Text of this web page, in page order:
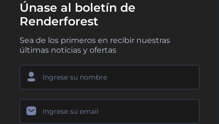
Únase al boletín de
Renderforest
Sea de los primeros en recibir nuestras
últimas noticias y ofertas